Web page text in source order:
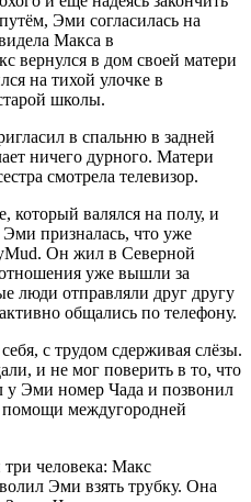
Эми согласилась на
Макса в
вернулся в дом своей матери
на тихой улочке в
школы.
в спальню в задней
ничего дурного. Матери
смотрела телевизор.
который валялся на полу, и
Эми призналась, что уже
Он жил в Северной
уже вышли за
люди отправляли друг другу
общались по телефону.
с трудом сдерживая слёзы.
и не мог поверить в то, что
у Эми номер Чада и позвонил
междугородней
три человека: Макс
Эми взять трубку. Она